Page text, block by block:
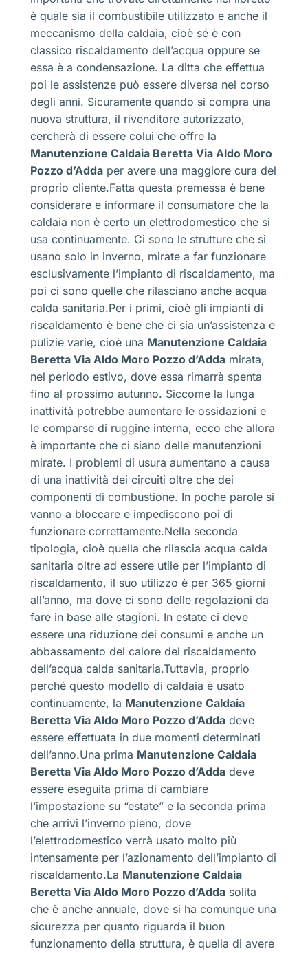
è quale sia il combustibile utilizzato e anche il
meccanismo della caldaia, cioè sé è con
classico riscaldamento dell’acqua oppure se
essa è a condensazione. La ditta che effettua
poi le assistenze può essere diversa nel corso
degli anni. Sicuramente quando si compra una
nuova struttura, il rivenditore autorizzato,
cercherà di essere colui che offre la
Manutenzione Caldaia Beretta Via Aldo Moro
Pozzo d’Adda per avere una maggiore cura del
proprio cliente.Fatta questa premessa è bene
considerare e informare il consumatore che la
caldaia non è certo un elettrodomestico che si
usa continuamente. Ci sono le strutture che si
usano solo in inverno, mirate a far funzionare
esclusivamente l’impianto di riscaldamento, ma
poi ci sono quelle che rilasciano anche acqua
calda sanitaria.Per i primi, cioè gli impianti di
riscaldamento è bene che ci sia un’assistenza e
pulizie varie, cioè una Manutenzione Caldaia
Beretta Via Aldo Moro Pozzo d’Adda mirata,
nel periodo estivo, dove essa rimarrà spenta
fino al prossimo autunno. Siccome la lunga
inattività potrebbe aumentare le ossidazioni e
le comparse di ruggine interna, ecco che allora
è importante che ci siano delle manutenzioni
mirate. I problemi di usura aumentano a causa
di una inattività dei circuiti oltre che dei
componenti di combustione. In poche parole si
vanno a bloccare e impediscono poi di
funzionare correttamente.Nella seconda
tipologia, cioè quella che rilascia acqua calda
sanitaria oltre ad essere utile per l’impianto di
riscaldamento, il suo utilizzo è per 365 giorni
all’anno, ma dove ci sono delle regolazioni da
fare in base alle stagioni. In estate ci deve
essere una riduzione dei consumi e anche un
abbassamento del calore del riscaldamento
dell’acqua calda sanitaria.Tuttavia, proprio
perché questo modello di caldaia è usato
continuamente, la Manutenzione Caldaia
Beretta Via Aldo Moro Pozzo d’Adda deve
essere effettuata in due momenti determinati
dell’anno.Una prima Manutenzione Caldaia
Beretta Via Aldo Moro Pozzo d’Adda deve
essere eseguita prima di cambiare
l’impostazione su “estate” e la seconda prima
che arrivi l’inverno pieno, dove
l’elettrodomestico verrà usato molto più
intensamente per l’azionamento dell’impianto di
riscaldamento.La Manutenzione Caldaia
Beretta Via Aldo Moro Pozzo d’Adda solita
che è anche annuale, dove si ha comunque una
sicurezza per quanto riguarda il buon
funzionamento della struttura, è quella di avere